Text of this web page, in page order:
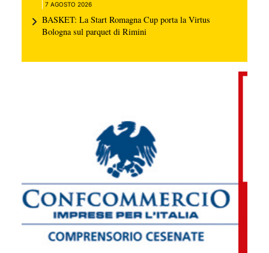
7 AGOSTO 2026
BASKET: La Start Romagna Cup porta la Virtus
Bologna sul parquet di Rimini